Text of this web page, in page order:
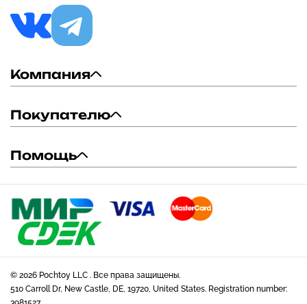
Компания
Покупателю
Помощь
© 2026 Pochtoy LLC . Все права защищены.
510 Carroll Dr, New Castle, DE, 19720, United States. Registration number: